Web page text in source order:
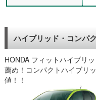
ハイブリッド・コンパ
HONDA フィットハイブリ
薦め！コンパクトハイブリ
値！！